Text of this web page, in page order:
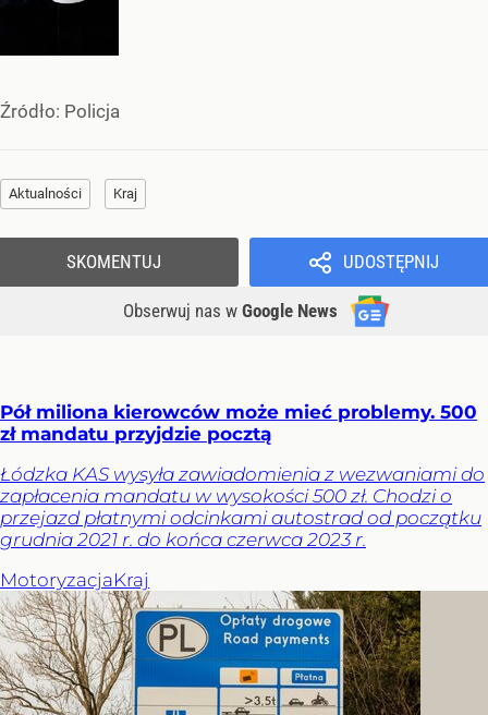
Źródło: Policja
Aktualności Kraj
UDOSTĘPNIJ
Obserwuj nas w Google News
SKOMENTUJ
Pół miliona kierowców może mieć problemy. 500
zł mandatu przyjdzie pocztą
Łódzka KAS wysyła zawiadomienia z wezwaniami do
zapłacenia mandatu w wysokości 500 zł. Chodzi o
przejazd płatnymi odcinkami autostrad od początku
grudnia 2021 r. do końca czerwca 2023 r.
MotoryzacjaKraj